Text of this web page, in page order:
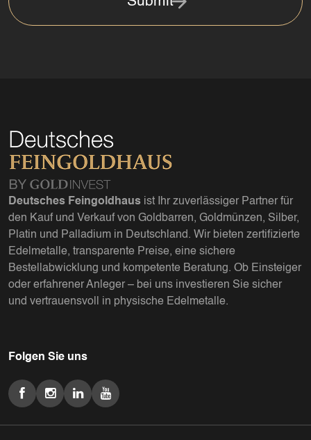
Deutsches Feingoldhaus ist Ihr zuverlässiger Partner für
den Kauf und Verkauf von Goldbarren, Goldmünzen, Silber,
Platin und Palladium in Deutschland. Wir bieten zertifizierte
Edelmetalle, transparente Preise, eine sichere
Bestellabwicklung und kompetente Beratung. Ob Einsteiger
oder erfahrener Anleger – bei uns investieren Sie sicher
und vertrauensvoll in physische Edelmetalle.
Folgen Sie uns